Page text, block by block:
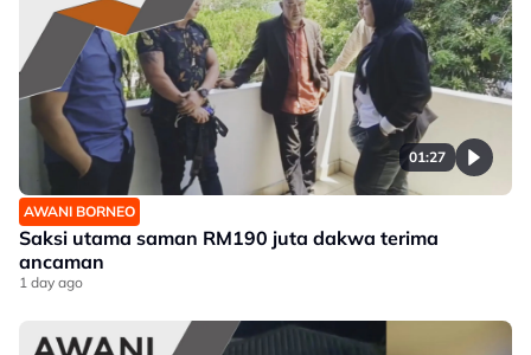
01:27
AWANI BORNEO
Saksi utama saman RM190 juta dakwa terima
ancaman
1 day ago